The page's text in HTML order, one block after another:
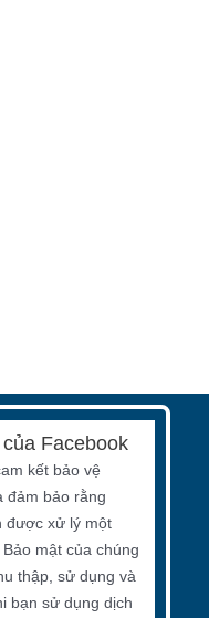
Facebook
kết bảo vệ
đảm bảo rằng
được xử lý một
mật của chúng
thập, sử dụng và
bạn sử dụng dịch